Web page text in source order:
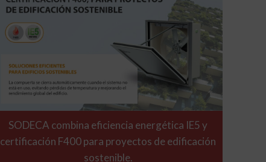
SODECA combina eficiencia energética IE5 y
certificación F400 para proyectos de edificación
sostenible.